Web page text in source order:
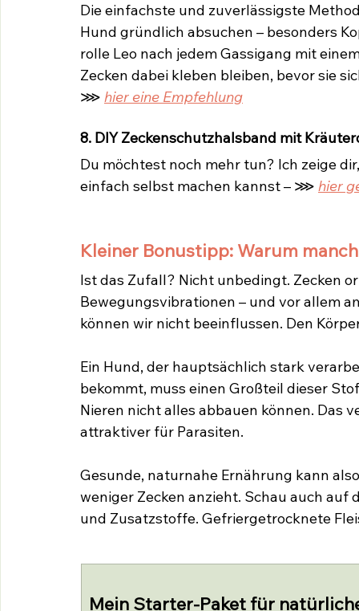
Die einfachste und zuverlässigste
Hund gründlich absuchen – besonders
rolle Leo nach jedem Gassigang mit
Zecken dabei kleben bleiben, bevor sie
⋙ hier eine Empfehlung
8. DIY Zeckenschutzhalsband mit
Du möchtest noch mehr tun? Ich zeige
einfach selbst machen kannst – ⋙ hier
Kleiner Bonustipp: Warum
Ist das Zufall? Nicht unbedingt. Zecken
Bewegungsvibrationen – und vor allem
können wir nicht beeinflussen. Den
Ein Hund, der hauptsächlich stark
bekommt, muss einen Großteil dieser
Nieren nicht alles abbauen können. Das
attraktiver für Parasiten.
Gesunde, naturnahe Ernährung kann
weniger Zecken anzieht. Schau auch
und Zusatzstoffe. Gefriergetrocknete
Mein Starter-Paket für